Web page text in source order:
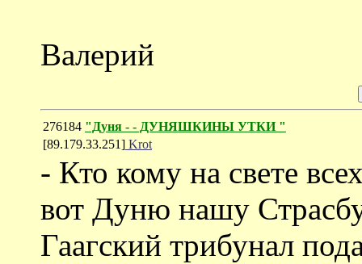
Валерий
276184 "Дуня - - ДУНЯШКИНЫ УТКИ "
[89.179.33.251] Krot
- Кто кому на свете
вот Дуню нашу
Гаагский трибунал